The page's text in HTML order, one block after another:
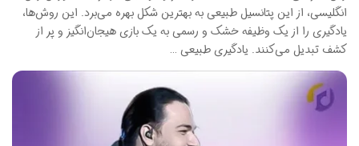
انگلیسی، از این پتانسیل طبیعی به بهترین شکل بهره می‌برد. این روش‌ها،
یادگیری را از یک وظیفه خشک و رسمی به یک بازی هیجان‌انگیز و پر از
کشف تبدیل می‌کنند. یادگیری طبیعی …